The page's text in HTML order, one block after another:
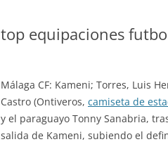
top equipaciones
Málaga CF: Kameni; Torres, Luis
Castro (Ontiveros, camiseta de
y el paraguayo Tonny Sanabria,
salida de Kameni, subiendo el